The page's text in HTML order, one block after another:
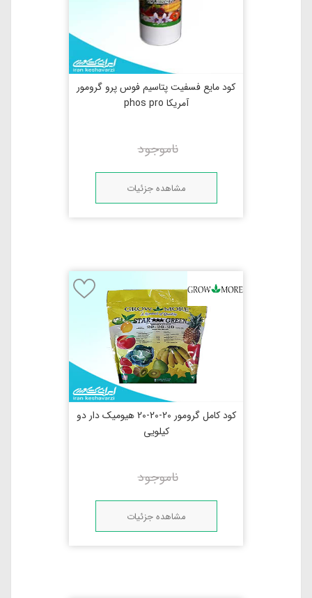
کود مایع فسفیت پتاسیم فوس پرو گرومور
آمریکا phos pro
ناموجود
مشاهده جزئیات
کود کامل گرومور 20-20-20 هیومیک دار دو
کیلویی
ناموجود
مشاهده جزئیات